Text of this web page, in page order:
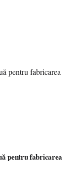
pentru fabricarea